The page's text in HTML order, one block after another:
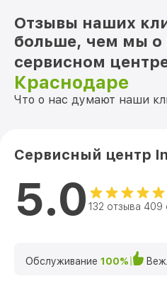
Отзывы наших
больше, чем мы
сервисном
Краснодаре
Что о нас думают наши
Сервисный центр
5.0 132 отзыва 409
Обслуживание 100%